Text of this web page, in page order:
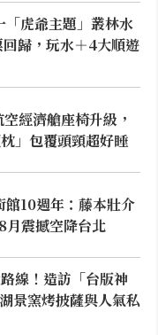
「虎爺主題」叢林水
歸，玩水＋4大順遊
經濟艙座椅升級，
」包覆頭頸超好睡
館10週年：藤本壯介
月震撼空降台北
線！造訪「台版神
景窯烤披薩與人氣私